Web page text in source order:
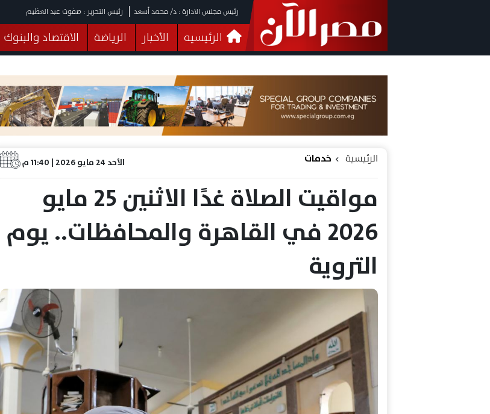
رئيس مجلس الادارة : د/ محمد أسعد رئيس التحرير : صفوت عبد العظيم
الرئيسيه الأخبار الرياضة الاقتصاد والبنوك
فيديوهات
البرلمان صحة الثقافة خدمات
الأحد 24 مايو 2026 | 11:40 م الرئيسية خدمات
مواقيت الصلاة غدًا الاثنين 25 مايو
2026 في القاهرة والمحافظات.. يوم
التروية